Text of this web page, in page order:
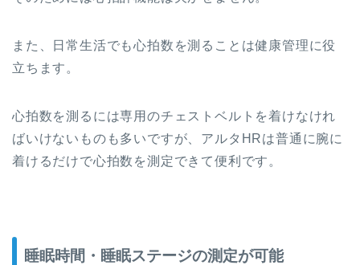
また、日常生活でも心拍数を測ることは健康管理に役
立ちます。
心拍数を測るには専用のチェストベルトを着けなけれ
ばいけないものも多いですが、アルタHRは普通に腕に
着けるだけで心拍数を測定できて便利です。
睡眠時間・睡眠ステージの測定が可能